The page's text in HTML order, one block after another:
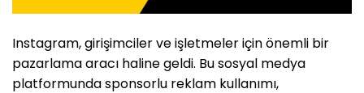
Instagram, girişimciler ve işletmeler için önemli bir
pazarlama aracı haline geldi. Bu sosyal medya
platformunda sponsorlu reklam kullanımı,